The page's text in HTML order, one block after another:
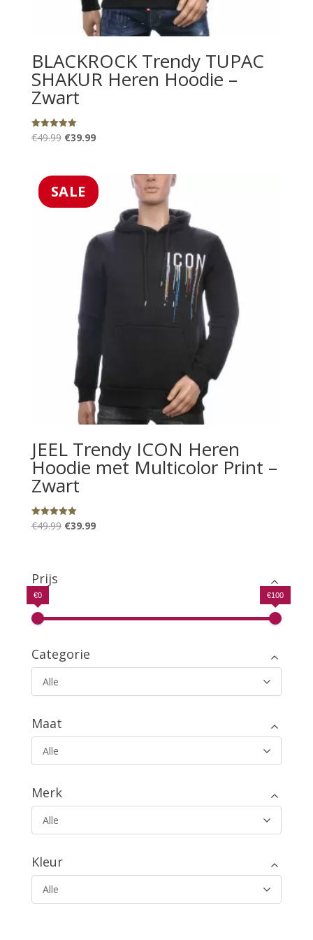
BLACKROCK Trendy TUPAC
SHAKUR Heren Hoodie –
Zwart
Gewaardeerd
5.00
€49.99 Oorspronkelijke
€49.99.
€39.99Huidige
€39.99.
SALE
JEEL Trendy ICON Heren
Hoodie met Multicolor Print –
Zwart
Gewaardeerd
5.00
€49.99 Oorspronkelijke
€39.99Huidige
Prijs
€0 €100
Categorie
Alle
Maat
Alle
Merk
Alle
Kleur
Alle